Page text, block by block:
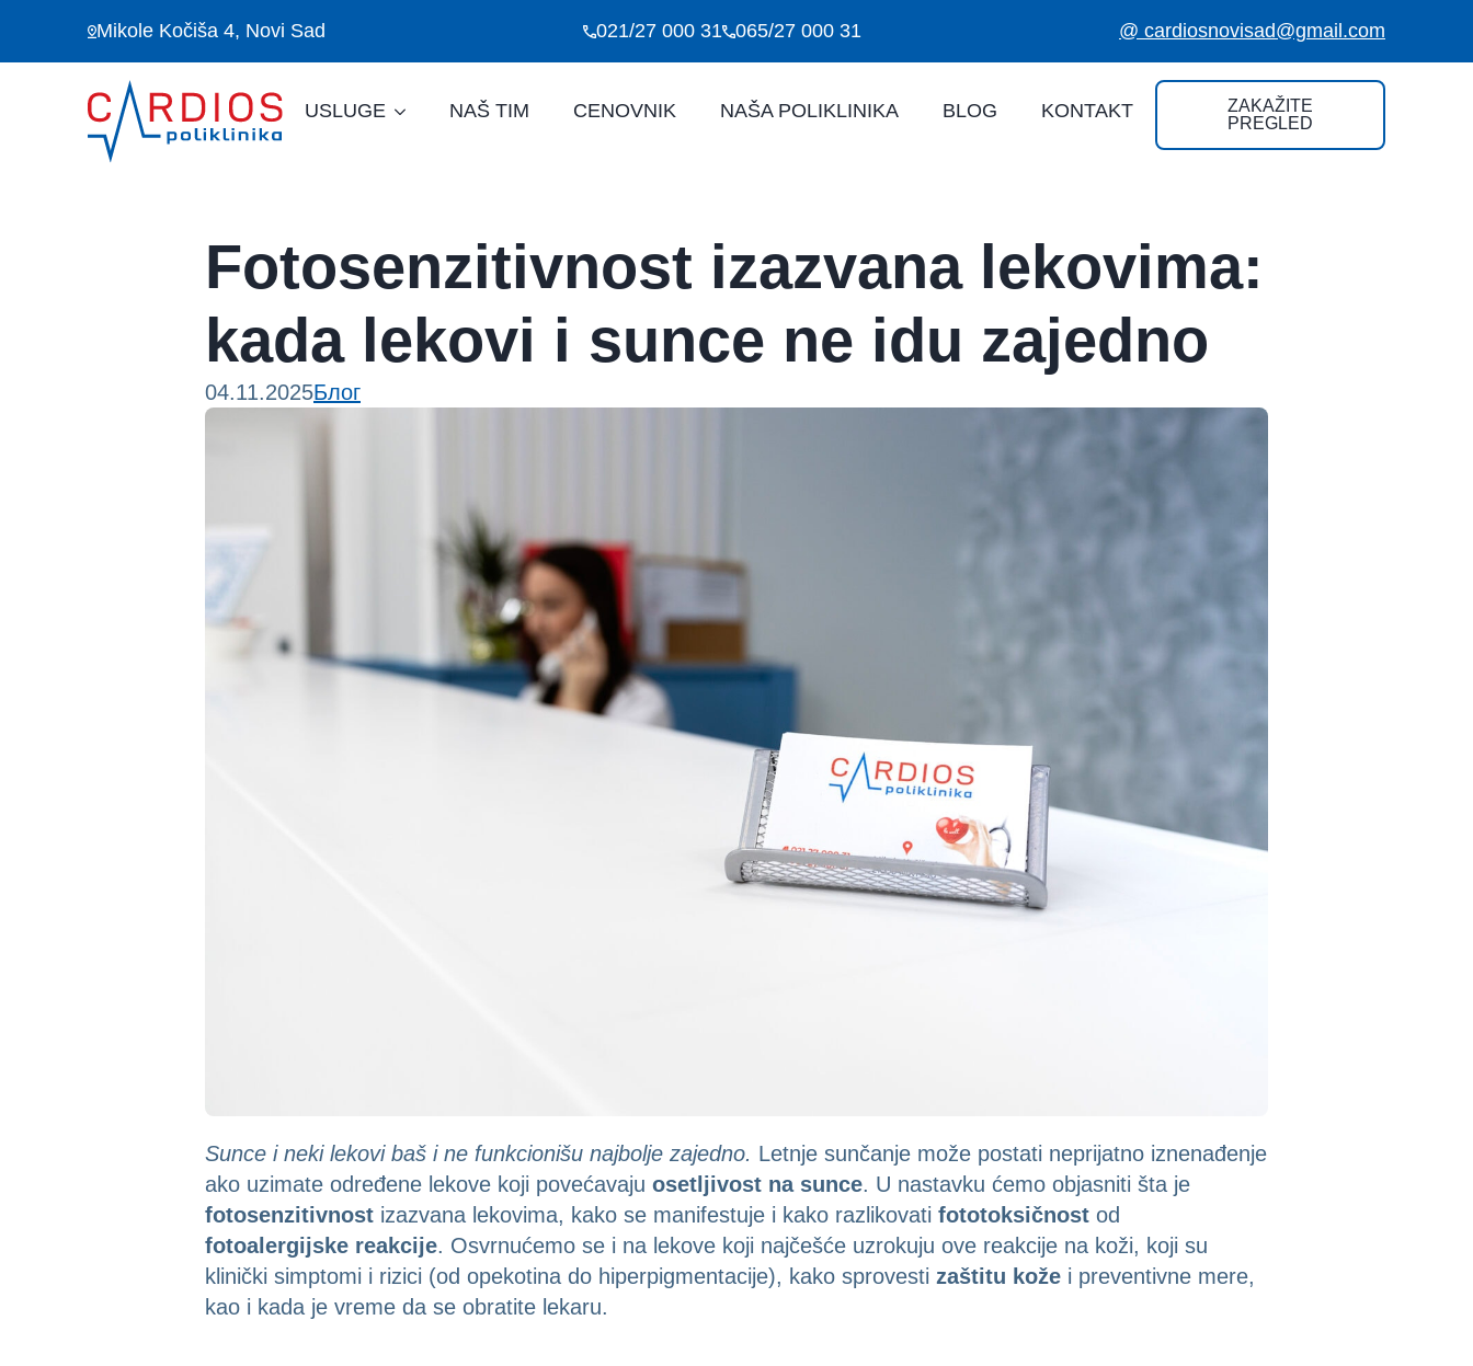
Mikole Kočiša 4, Novi Sad 021/27 000 31 065/27 000 31 @ cardiosnovisad@gmail.com
USLUGE NAŠ TIM CENOVNIK NAŠA POLIKLINIKA BLOG KONTAKT
ZAKAŽITE
PREGLED
Fotosenzitivnost izazvana lekovima:
kada lekovi i sunce ne idu zajedno
04.11.2025Блог
Sunce i neki lekovi baš i ne funkcionišu najbolje zajedno. Letnje sunčanje može postati neprijatno iznenađenje
ako uzimate određene lekove koji povećavaju osetljivost na sunce. U nastavku ćemo objasniti šta je
fotosenzitivnost izazvana lekovima, kako se manifestuje i kako razlikovati fototoksičnost od
fotoalergijske reakcije. Osvrnućemo se i na lekove koji najčešće uzrokuju ove reakcije na koži, koji su
klinički simptomi i rizici (od opekotina do hiperpigmentacije), kako sprovesti zaštitu kože i preventivne mere,
kao i kada je vreme da se obratite lekaru.